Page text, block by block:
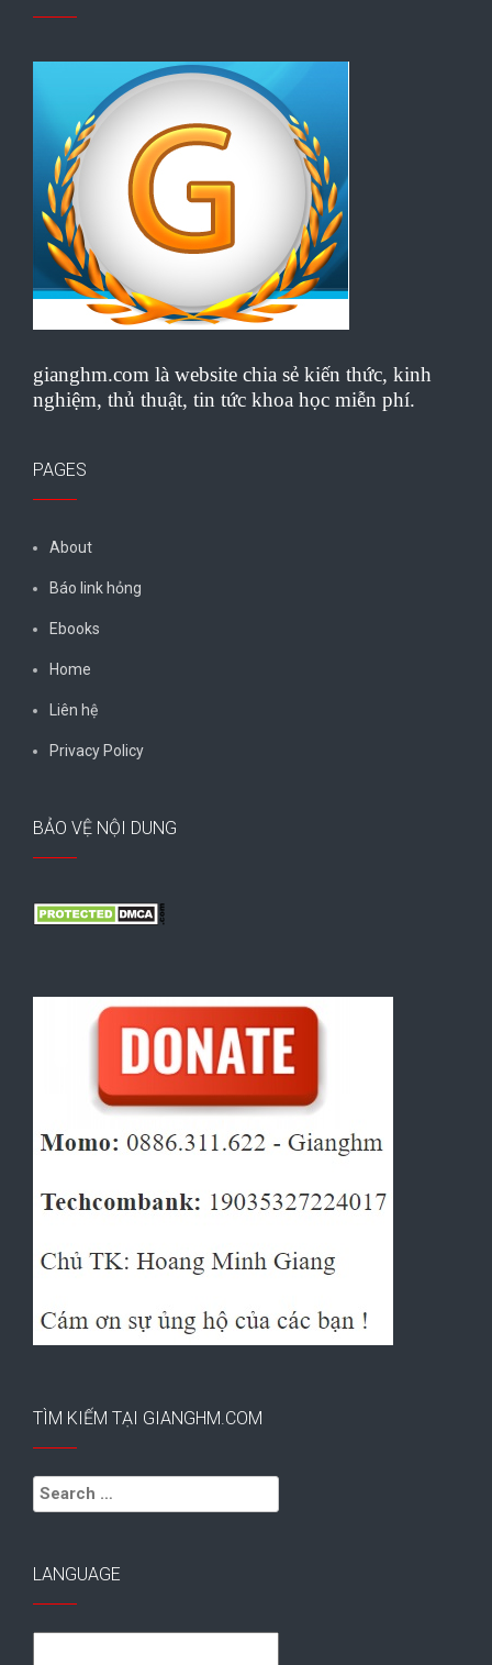
gianghm.com là website chia sẻ kiến thức, kinh
nghiệm, thủ thuật, tin tức khoa học miễn phí.
PAGES
About
Báo link hỏng
Ebooks
Home
Liên hệ
Privacy Policy
BẢO VỆ NỘI DUNG
TÌM KIẾM TẠI GIANGHM.COM
Search
for:
LANGUAGE